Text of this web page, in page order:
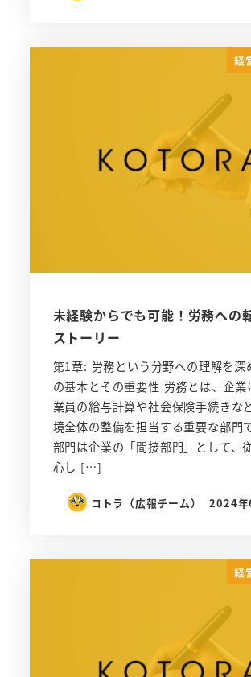
経
未経験からでも可能！労務への
ストーリー
第1章: 労務という分野への理解を深
の基本とその重要性 労務とは、企業
業員の給与計算や社会保険手続きな
境全体の整備を担当する重要な部門
部門は企業の「間接部門」として、
心し […]
コトラ（広報チーム） 2024年
経